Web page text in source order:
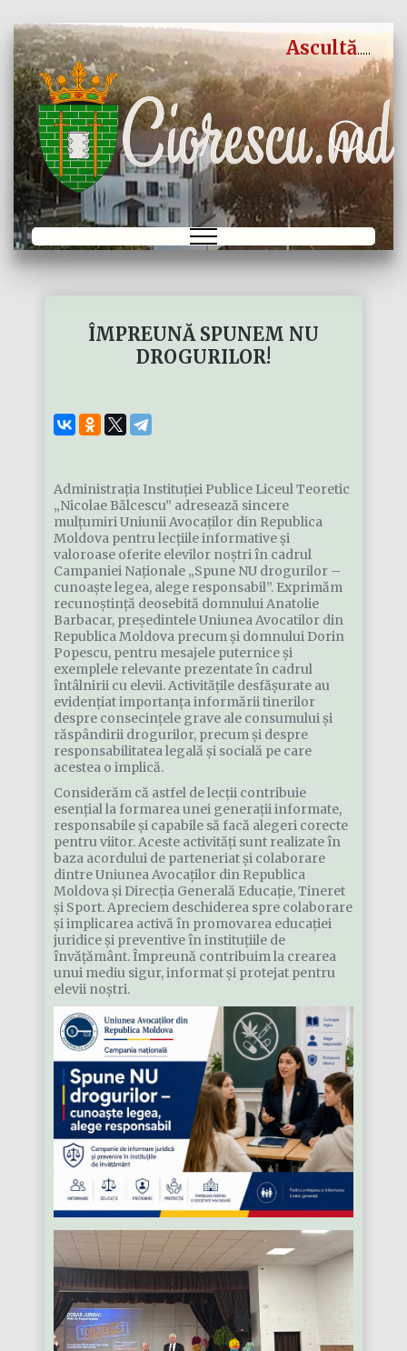
Ascultă
ÎMPREUNĂ SPUNEM NU
DROGURILOR!
Administrația Instituției Publice Liceul Teoretic
„Nicolae Bălcescu” adresează sincere
mulțumiri Uniunii Avocaților din Republica
Moldova pentru lecțiile informative și
valoroase oferite elevilor noștri în cadrul
Campaniei Naționale „Spune NU drogurilor –
cunoaște legea, alege responsabil”. Exprimăm
recunoștință deosebită domnului Anatolie
Barbacar, președintele Uniunea Avocatilor din
Republica Moldova precum și domnului Dorin
Popescu, pentru mesajele puternice și
exemplele relevante prezentate în cadrul
întâlnirii cu elevii. Activitățile desfășurate au
evidențiat importanța informării tinerilor
despre consecințele grave ale consumului și
răspândirii drogurilor, precum și despre
responsabilitatea legală și socială pe care
acestea o implică.
Considerăm că astfel de lecții contribuie
esențial la formarea unei generații informate,
responsabile și capabile să facă alegeri corecte
pentru viitor. Aceste activități sunt realizate în
baza acordului de parteneriat și colaborare
dintre Uniunea Avocaților din Republica
Moldova și Direcția Generală Educație, Tineret
și Sport. Apreciem deschiderea spre colaborare
și implicarea activă în promovarea educației
juridice și preventive în instituțiile de
învățământ. Împreună contribuim la crearea
unui mediu sigur, informat și protejat pentru
elevii noștri.